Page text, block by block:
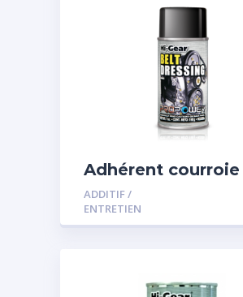
Adhérent courroie
ADDITIF /
ENTRETIEN